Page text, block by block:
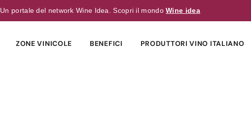
Un portale del network Wine Idea. Scopri il mondoWine idea
ZONE VINICOLE BENEFICI PRODUTTORI VINO ITALIANO